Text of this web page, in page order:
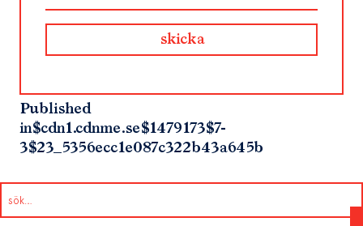
Published
in$cdn1.cdnme.se$1479173$7-
3$23_5356ecc1e087c322b43a645b